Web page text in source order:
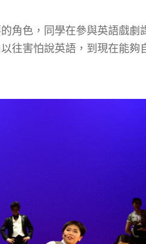
角色，同學在參與英語戲
往害怕說英語，到現在能